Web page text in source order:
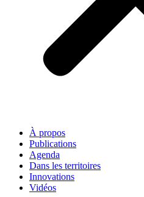
À propos
Publications
Agenda
Dans les territoires
Innovations
Vidéos